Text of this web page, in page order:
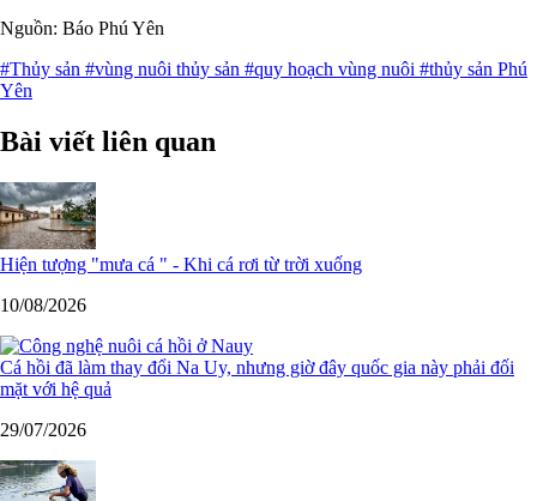
Nguồn: Báo Phú Yên
#Thủy sản #vùng nuôi thủy sản #quy hoạch vùng nuôi #thủy sản Phú
Yên
Bài viết liên quan
Hiện tượng "mưa cá " - Khi cá rơi từ trời xuống
10/08/2026
Cá hồi đã làm thay đổi Na Uy, nhưng giờ đây quốc gia này phải đối
mặt với hệ quả
29/07/2026